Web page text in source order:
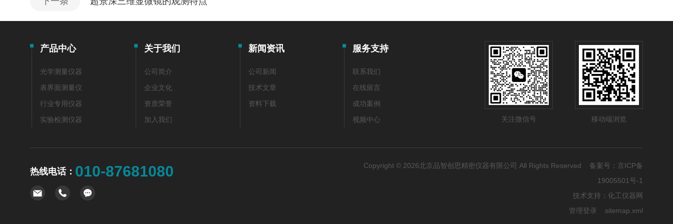
产品中心
光学测量仪器
表界面测量仪
行业专用仪器
实验检测仪器
关于我们
公司简介
企业文化
资质荣誉
加入我们
新闻资讯
公司新闻
技术文章
资料下载
服务支持
联系我们
在线留言
成功案例
视频中心
关注微信号 移动端浏览
热线电话： 010-87681080 Copyright © 2026北京品智创思精密仪器有限公司 All Rights Reserved 备案号： 京ICP备
19005501号-1
技术支持： 化工仪器网
管理登录
sitemap.xml